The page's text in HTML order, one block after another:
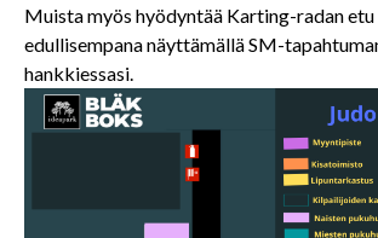
Muista myös hyödyntää Karting-radan etu
edullisempana näyttämällä SM-
hankkiessasi.